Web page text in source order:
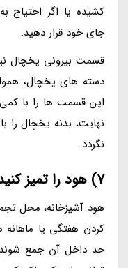
کشیده یا اگر احتیاج
جای خود قرار دهید.
قسمت بیرونی یخچال
دسته های یخچال،
این قسمت ها را با
نهایت، بدنه یخچال را
نگردد.
7) هود را تمیز کنید
هود آشپزخانه، محل
کردن هفتگی یا
حد داخل آن جمع